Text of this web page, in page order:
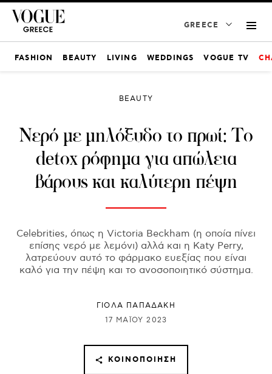
GREECE
FASHION BEAUTY LIVING WEDDINGS VOGUE TV
BEAUTY
Νερό με μηλόξυδο το πρωί: To
detox ρόφημα για απώλεια
βάρους και καλύτερη πέψη
Celebrities, όπως η Victoria Beckham (η οποία πίνει
επίσης νερό με λεμόνι) αλλά και η Katy Perry,
λατρεύουν αυτό το φάρμακο ευεξίας που είναι
καλό για την πέψη και το ανοσοποιητικό σύστημα.
ΓΙΌΛΑ ΠΑΠΑΔΆΚΗ
17 ΜΑΪ́ΟΥ 2023
ΚΟΙΝΟΠΟΊΗΣΗ